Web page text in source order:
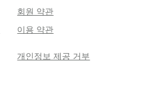
회원 약관
이용 약관
개인정보 제공 거부